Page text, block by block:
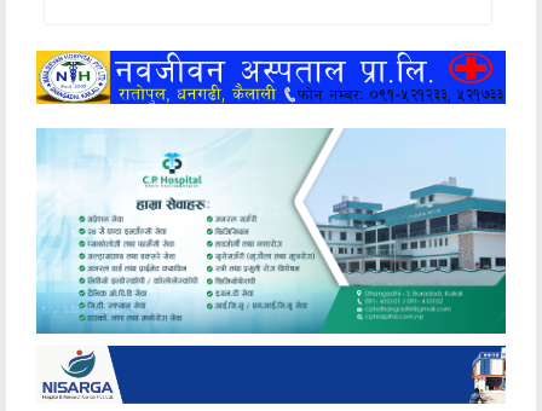
खेलकुद
मनोरञ्जन
अन्य